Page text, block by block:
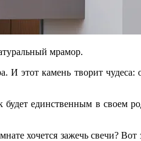
мрамор.
этот камень творит чудеса:
единственным в своем
хочется зажечь свечи? Вот